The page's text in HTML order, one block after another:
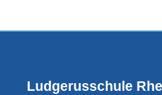
Ludgerusschule